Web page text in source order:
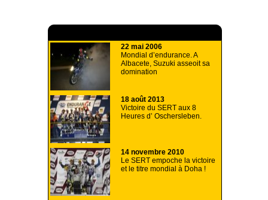
22 mai 2006
Mondial d’endurance. A
Albacete, Suzuki asseoit sa
domination
18 août 2013
Victoire du SERT aux 8
Heures d’ Oschersleben.
14 novembre 2010
Le SERT empoche la victoire
et le titre mondial à Doha !